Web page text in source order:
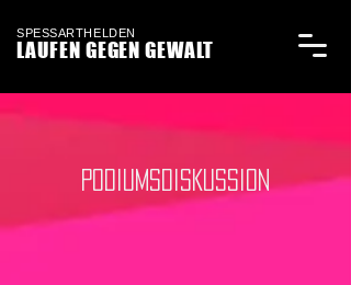
SPESSARTHELDEN
LAUFEN GEGEN GEWALT
PODIUMSDISKUSSION